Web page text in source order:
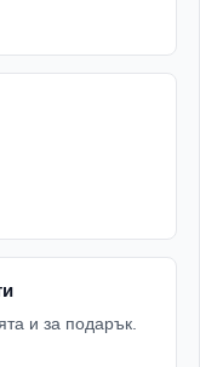
и за подарък.